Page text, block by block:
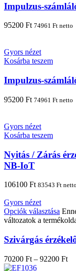
Impulzus-
95200 Ft 74961 Ft netto
Gyors nézet
Kosárba teszem
Impulzus-
95200 Ft 74961 Ft netto
Gyors nézet
Kosárba teszem
Nyitás / Zárás
NB-IoT
106100 Ft 83543 Ft netto
Gyors nézet
Opciók választása
változatok a
Szivárgás
70200 Ft – 92200 Ft